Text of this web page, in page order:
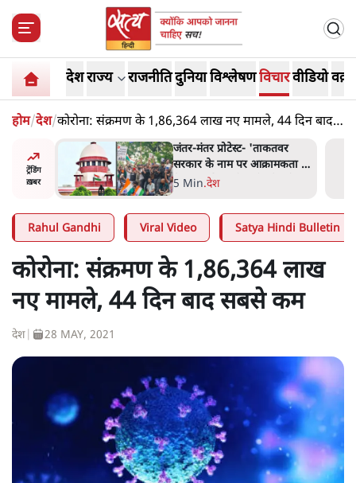
देशराज्य राजनीतिदुनियाविश्लेषणविचारवीडियो
होम/देश/कोरोना: संक्रमण के 1,86,364 लाख नए मामले, 44 दिन बाद
सबसे कम
ट्रेंडिंग
ख़बर
न
सुने':
जंतर मंतर प्रोटेस्ट: 'युवाओं को
प्रताड़ित किया जा रहा है, पर मोदी-
शाह में बोलने की हिम्मत नहीं'-
7 Min.देश
Rahul Gandhi Viral Video Satya Hindi Bulletin
कोरोना: संक्रमण के 1,86,364 लाख
नए मामले, 44 दिन बाद सबसे कम
देश 28 MAY, 2021